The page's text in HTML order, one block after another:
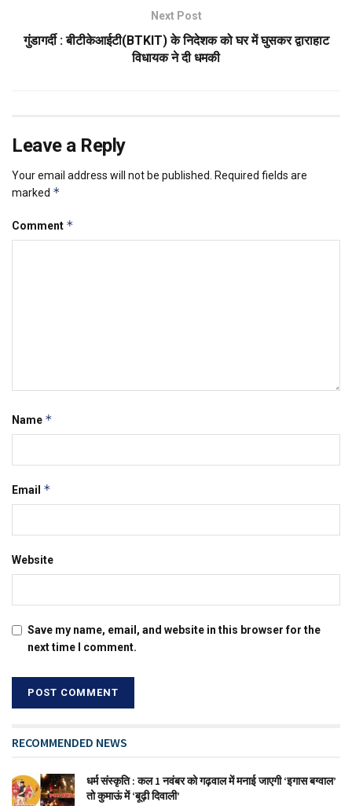
Next Post
गुंडागर्दी : बीटीकेआईटी(BTKIT) के निदेशक को घर में घुसकर द्वाराहाट
विधायक ने दी धमकी
Leave a Reply
Your email address will not be published.
Required fields are
marked *
Comment *
Name *
Email *
Website
Save my name, email, and website in this browser for the
next time I comment.
RECOMMENDED NEWS
धर्म संस्कृति : कल 1 नवंबर को गढ़वाल में मनाई जाएगी ‘इगास बग्वाल’
तो कुमाऊं में ‘बूढ़ी दिवाली’